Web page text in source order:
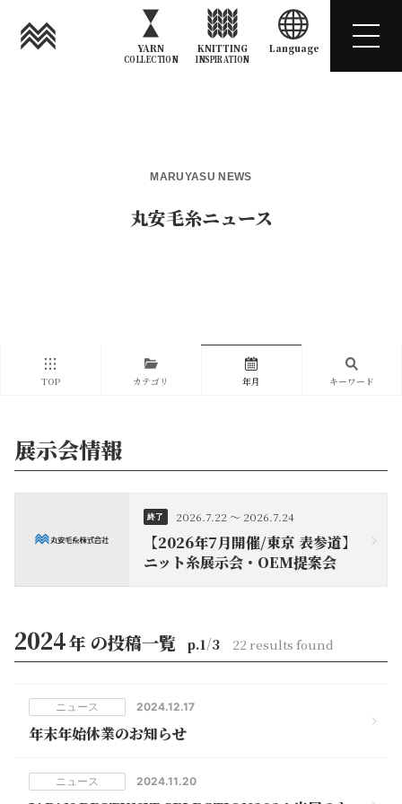
YARN
COLLECTION
KNITTING
INSPIRATION
Language
MARUYASU NEWS
丸安毛糸ニュース
TOP カテゴリ 年月 キーワード
展示会情報
終了 2026.7.22 ～ 2026.7.24
【2026年7月開催/東京 表参道】
ニット糸展示会・OEM提案会
2024年 の投稿一覧 p.1/3 22 results found
2024.12.17
ニュース
年末年始休業のお知らせ
2024.11.20
ニュース